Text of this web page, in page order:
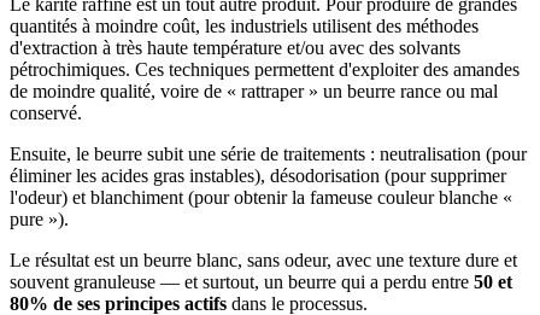
quantités à moindre coût, les industriels utilisent des méthodes
d'extraction à très haute température et/ou avec des solvants
pétrochimiques. Ces techniques permettent d'exploiter des amandes
de moindre qualité, voire de « rattraper » un beurre rance ou mal
conservé.
Ensuite, le beurre subit une série de traitements : neutralisation (pour
éliminer les acides gras instables), désodorisation (pour supprimer
l'odeur) et blanchiment (pour obtenir la fameuse couleur blanche «
pure »).
Le résultat est un beurre blanc, sans odeur, avec une texture dure et
souvent granuleuse — et surtout, un beurre qui a perdu entre 50 et
80% de ses principes actifs dans le processus.